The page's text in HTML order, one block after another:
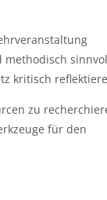
methodisch
kritisch
zu
für den